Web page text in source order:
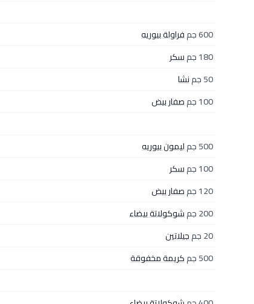
600 جم
فراولة بيوريه
180 جم
سكر
50 جم
نشا
100 جم
صفار بيض
500 جم
ليمون بيوريه
100 جم
سكر
120 جم
صفار بيض
200 جم
شوكولاتة بيضاء
20 جم
جيلاتين
500 جم
كريمة مخفوقة